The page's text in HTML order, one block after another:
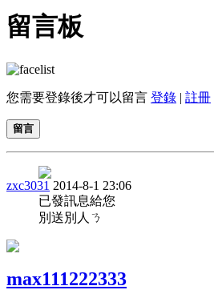
留言板
您需要登錄後才可以留言 登錄 | 註冊
留言
zxc3031 2014-8-1 23:06
已發訊息給您
別送別人ㄋ
max111222333